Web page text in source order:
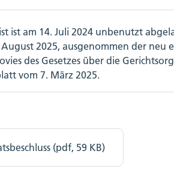
ist am 14. Juli 2024 unbenutzt
2025, ausgenommen der neu
des Gesetzes über die
vom 7. März 2025.
(pdf, 59 KB)